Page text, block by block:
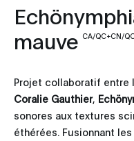
mauve CA/QC+CN/
Projet collaboratif entre
Coralie Gauthier,
sonores aux textures
éthérées. Fusionnant